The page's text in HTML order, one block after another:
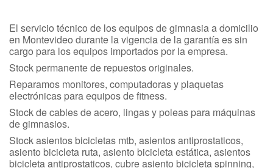
El servicio técnico de los equipos de gimnasia a domicilio
en Montevideo durante la vigencia de la garantía es sin
cargo para los equipos importados por la empresa.
Stock permanente de repuestos originales.
Reparamos monitores, computadoras y plaquetas
electrónicas para equipos de fitness.
Stock de cables de acero, lingas y poleas para máquinas
de gimnasios.
Stock asientos bicicletas mtb, asientos antiprostaticos,
asiento bicicleta ruta, asiento bicicleta estática, asientos
bicicleta antiprostaticos, cubre asiento bicicleta spinning,